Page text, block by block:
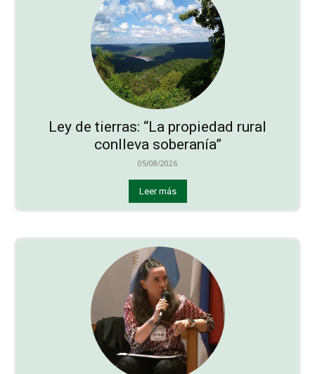
Ley de tierras: “La propiedad rural
conlleva soberanía”
05/08/2026
Leer más